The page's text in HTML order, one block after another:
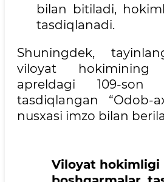
bilan bitiladi,
tasdiqlanadi.
Shuningdek,
viloyat hokimining
apreldagi 109-
tasdiqlangan “Odob-
nusxasi imzo bilan
Viloyat hokimligi